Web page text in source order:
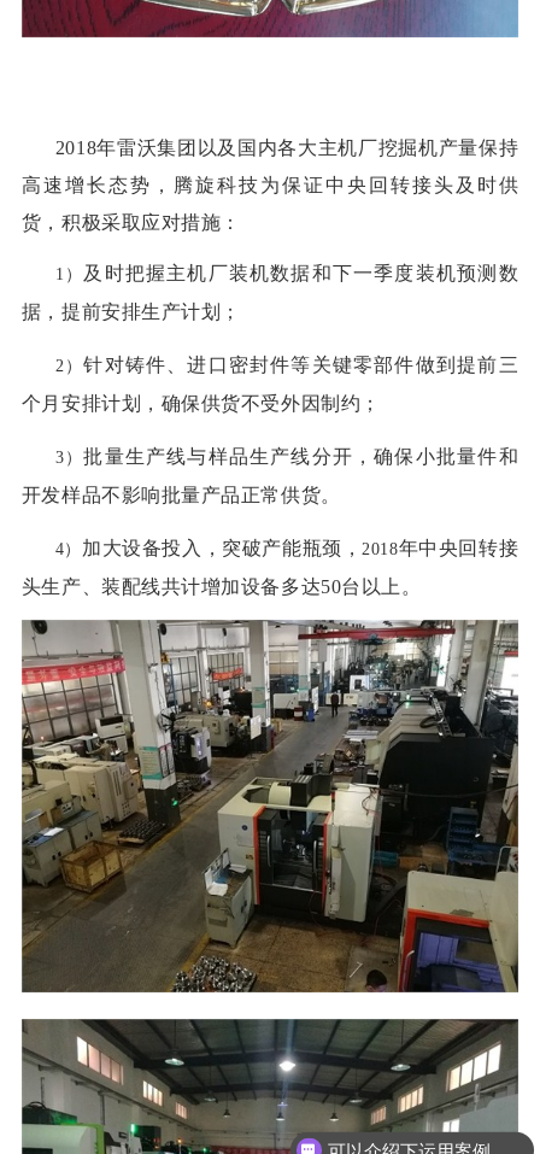
2018年雷沃集团以及国内各大主机厂挖掘机产量保持
高速增长态势，腾旋科技为保证中央回转接头及时供
货，积极采取应对措施：
1） 及时把握主机厂装机数据和下一季度装机预测数
据，提前安排生产计划；
2）针对铸件、进口密封件等关键零部件做到提前三
个月安排计划，确保供货不受外因制约；
3）批量生产线与样品生产线分开，确保小批量件和
开发样品不影响批量产品正常供货。
4） 加大设备投入，突破产能瓶颈， 2018年中央回转接
头生产、装配线共计增加设备多达50台以上。
可以介绍下运用案例么？